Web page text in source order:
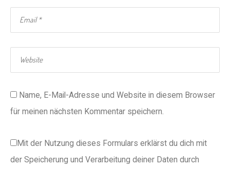
Name, E-Mail-Adresse und Website in diesem Browser
für meinen nächsten Kommentar speichern.
Mit der Nutzung dieses Formulars erklärst du dich mit
der Speicherung und Verarbeitung deiner Daten durch